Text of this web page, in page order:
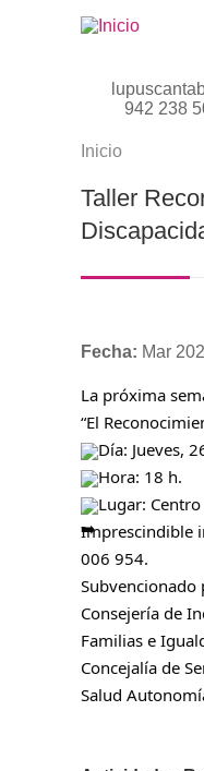
942 238
Se
Inicio
Taller
Fecha: Mar
La próxima
“El
Día: Jueves,
Hora: 18 h.
Lugar:
Imprescindible
006 954.
Subvencionado
Consejería de
Familias e
Concejalía de
Salud